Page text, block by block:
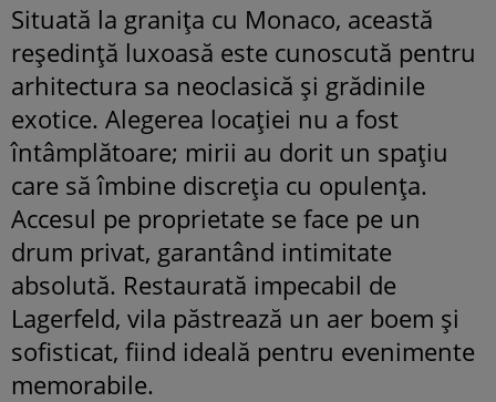
Situată la granița cu Monaco, această
reședință luxoasă este cunoscută pentru
arhitectura sa neoclasică și grădinile
exotice. Alegerea locației nu a fost
întâmplătoare; mirii au dorit un spațiu
care să îmbine discreția cu opulența.
Accesul pe proprietate se face pe un
drum privat, garantând intimitate
absolută. Restaurată impecabil de
Lagerfeld, vila păstrează un aer boem și
sofisticat, fiind ideală pentru evenimente
memorabile.